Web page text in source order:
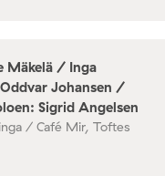
Mäkelä / Inga
Johansen /
Sigrid Angelsen
/ Café Mir, Toftes